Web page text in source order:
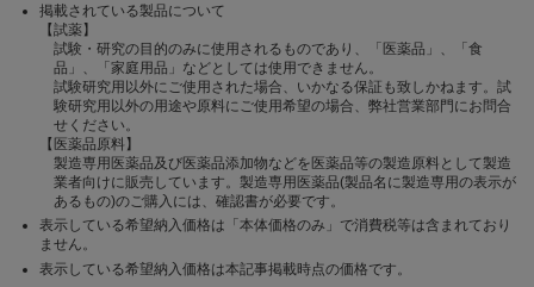
掲載されている製品について
【試薬】
試験・研究の目的のみに使用されるものであり、「医薬品」、「食
品」、「家庭用品」などとしては使用できません。
試験研究用以外にご使用された場合、いかなる保証も致しかねます。試
験研究用以外の用途や原料にご使用希望の場合、弊社営業部門にお問合
せください。
【医薬品原料】
製造専用医薬品及び医薬品添加物などを医薬品等の製造原料として製造
業者向けに販売しています。製造専用医薬品(製品名に製造専用の表示が
あるもの)のご購入には、確認書が必要です。
表示している希望納入価格は「本体価格のみ」で消費税等は含まれており
ません。
表示している希望納入価格は本記事掲載時点の価格です。